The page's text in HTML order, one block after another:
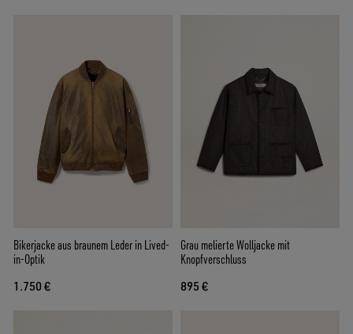
Bikerjacke aus braunem Leder in Lived-
in-Optik
1.750 €
Grau melierte Wolljacke mit
Knopfverschluss
895 €